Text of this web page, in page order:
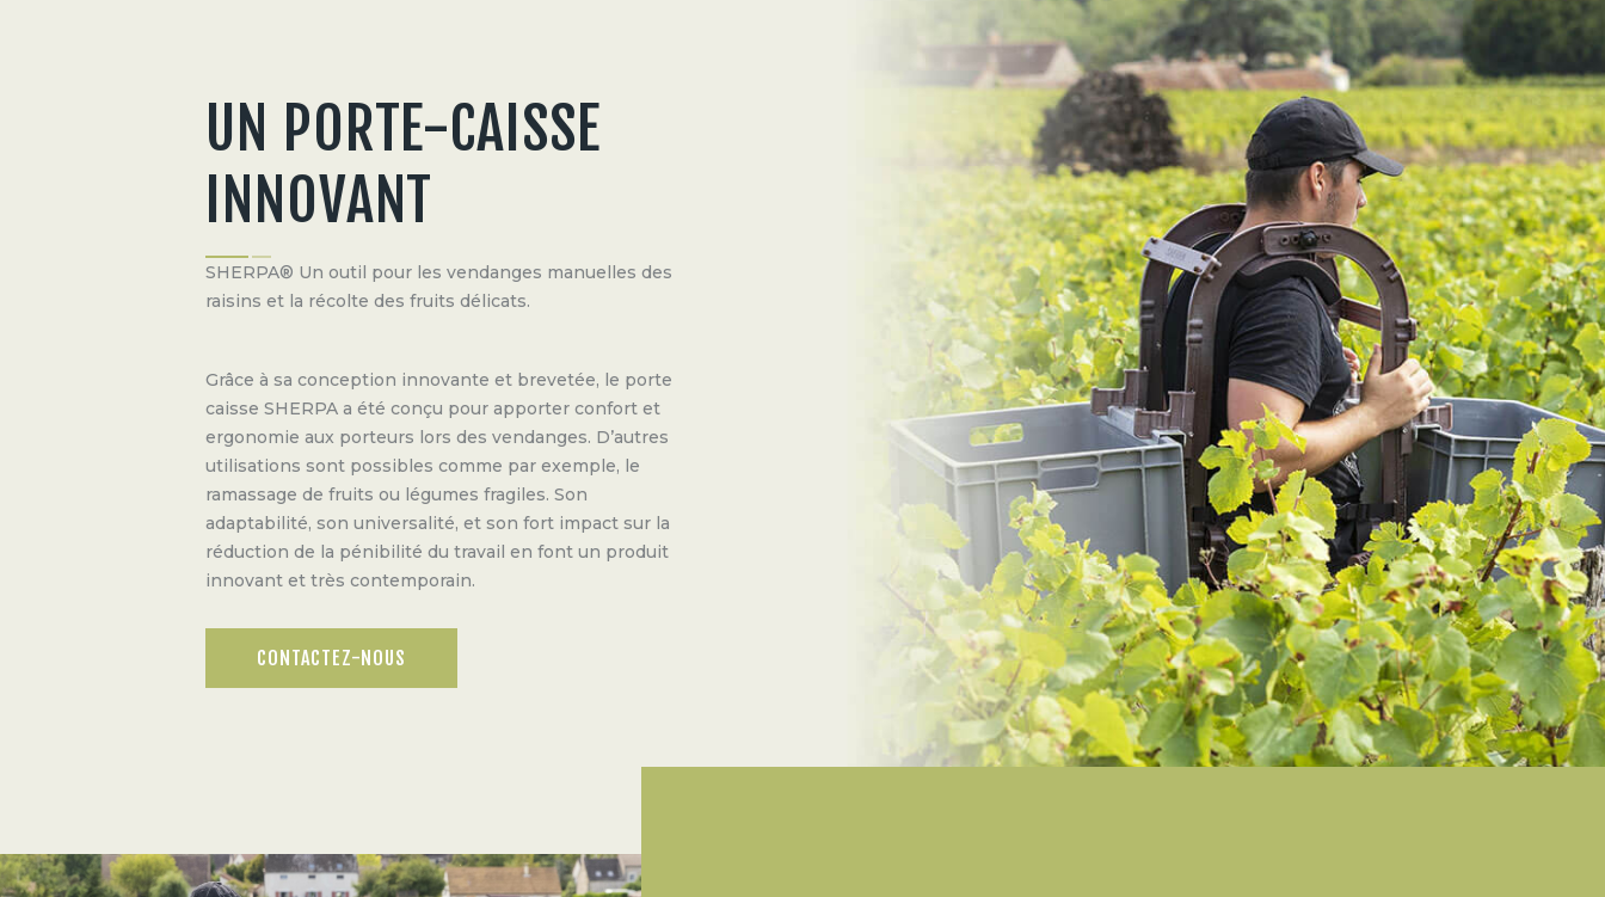
UN PORTE-CAISSE
INNOVANT
SHERPA® Un outil pour les vendanges manuelles des
raisins et la récolte des fruits délicats.
Grâce à sa conception innovante et brevetée, le porte
caisse SHERPA a été conçu pour apporter confort et
ergonomie aux porteurs lors des vendanges. D’autres
utilisations sont possibles comme par exemple, le
ramassage de fruits ou légumes fragiles. Son
adaptabilité, son universalité, et son fort impact sur la
réduction de la pénibilité du travail en font un produit
innovant et très contemporain.
CONTACTEZ-NOUS